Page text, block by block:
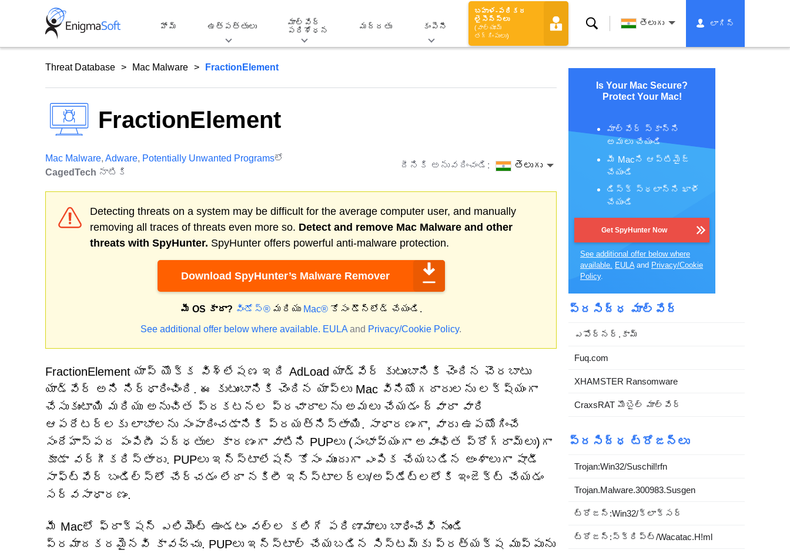
హోమ్ ఉత్పత్తులు
మాల్వేర్
పరిశోధన
మద్దతు కంపెనీ
బహుళ-పరికర
లైసెన్స్‌లు
(వాల్యూమ్
తగ్గింపులు)
శోధన తెలుగు లాగిన్
Threat Database Mac Malware FractionElement
FractionElement
Mac Malware, Adware, Potentially Unwanted Programsలో
CagedTech నాటికి
దీనికి అనువదించండి: తెలుగు
Detecting threats on a system may be difficult for the average computer user, and manually
removing all traces of threats even more so. Detect and remove Mac Malware and other
threats with SpyHunter. SpyHunter offers powerful anti-malware protection.
Download SpyHunter’s Malware Remover
మీ OS కాదా? విండోస్®మరియు Mac®కోసం డౌన్‌లోడ్ చేయండి.
See additional offer below where available. EULA and Privacy/Cookie Policy.
FractionElement యాప్ యొక్క విశ్లేషణ ఇది AdLoad యాడ్‌వేర్ కుటుంబానికి చెందిన చొరబాటు
యాడ్‌వేర్ అని నిర్ధారించింది. ఈ కుటుంబానికి చెందిన యాప్‌లు Mac వినియోగదారులను లక్ష్యంగా
చేసుకుంటాయి మరియు అనుచిత ప్రకటనల ప్రచారాలను అమలు చేయడం ద్వారా వారి
ఆపరేటర్‌లకు లాభాలను సంపాదించడానికి ప్రయత్నిస్తాయి. సాధారణంగా, వారు ఉపయోగించే
సందేహాస్పద పంపిణీ పద్ధతుల కారణంగా వాటిని PUPలు (సంభావ్యంగా అవాంఛిత ప్రోగ్రామ్‌లు)గా
కూడా వర్గీకరిస్తారు. PUPలు ఇన్‌స్టాలేషన్ కోసం ముందుగా ఎంపిక చేయబడిన అంశాలుగా షాడీ
సాఫ్ట్‌వేర్ బండిల్స్‌లో చేర్చడం లేదా నకిలీ ఇన్‌స్టాలర్‌లు/అప్‌డేట్‌లలోకి ఇంజెక్ట్ చేయడం
సర్వసాధారణం.
మీ Macలో ఫ్రాక్షన్ ఎలిమెంట్ ఉండటం వల్ల కలిగే పరిణామాలు బాధించేవి నుండి
ప్రమాదకరమైనవి కావచ్చు. PUPలు ఇన్‌స్టాల్ చేయబడిన సిస్టమ్‌కు ప్రత్యక్ష ముప్పును
Is Your Mac Secure?
Protect Your Mac!
మాల్వేర్ స్కాన్‌ని
అమలు చేయండి
మీ Macని ఆప్టిమైజ్
చేయండి
డిస్క్ స్థలాన్ని ఖాళీ
చేయండి
Get SpyHunter Now
See additional offer below where
available. EULAand Privacy/Cookie
Policy.
ప్రసిద్ధ మాల్వేర్
ఎపోర్నర్.కామ్
Fuq.com
XHAMSTER Ransomware
CraxsRAT మొబైల్ మాల్వేర్
ప్రసిద్ధ ట్రోజన్లు
Trojan:Win32/Suschil!rfn
Trojan.Malware.300983.Susgen
ట్రోజన్:Win32/క్లాక్సర్
ట్రోజన్:స్క్రిప్ట్/Wacatac.H!ml